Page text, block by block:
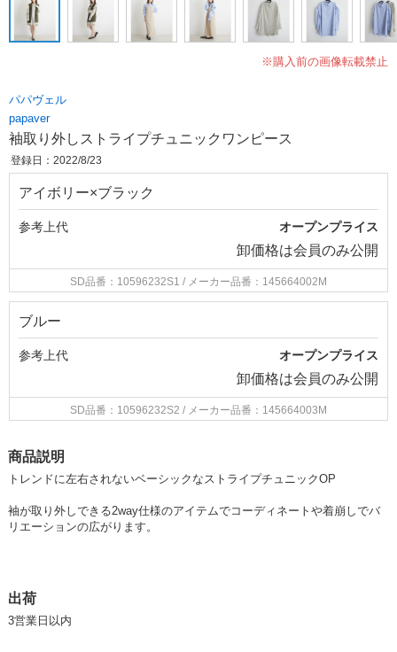
※購入前の画像転載禁止
パパヴェル
papaver
袖取り外しストライプチュニックワンピース
登録日：2022/8/23
アイボリー×ブラック
参考上代 オープンプライス
卸価格は会員のみ公開
SD品番：10596232S1 / メーカー品番：145664002M
ブルー
参考上代 オープンプライス
卸価格は会員のみ公開
SD品番：10596232S2 / メーカー品番：145664003M
商品説明
トレンドに左右されないベーシックなストライプチュニックOP
袖が取り外しできる2way仕様のアイテムでコーディネートや着崩しでバ
リエーションの広がります。
出荷
3営業日以内